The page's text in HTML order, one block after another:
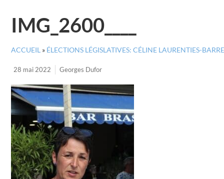
IMG_2600____
ACCUEIL » ÉLECTIONS LÉGISLATIVES: CÉLINE LAURENTIES-
28 mai 2022 Georges Dufor